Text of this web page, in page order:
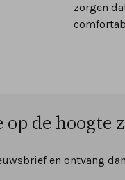
zorgen
de hoogte
en ontvang